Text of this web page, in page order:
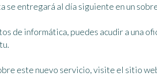
se entregará al día siguiente en un
de informática, puedes acudir a una
este nuevo servicio, visite el sitio